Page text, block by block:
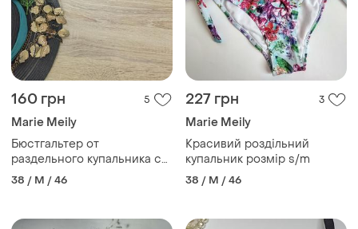
160 грн 5
Marie Meily
Бюстгальтер от
раздельного купальника с
цветочным принтом
38 / M / 46
227 грн 3
Marie Meily
Красивий роздільний
купальник розмір s/m
38 / M / 46